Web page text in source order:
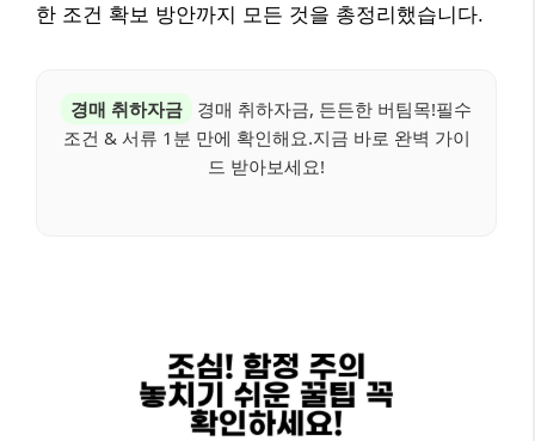
한 조건 확보 방안까지 모든 것을 총정리했습니다.
경매 취하자금
경매 취하자금, 든든한 버팀목!필수
조건 & 서류 1분 만에 확인해요.지금 바로 완벽 가이
드 받아보세요!